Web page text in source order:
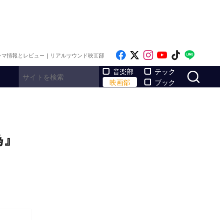
情報とレビュー｜リアルサウンド映画部 Like on Facebook
Follow on x
Follow on
Follow on
Follow
音楽部
映画部
テック
ブック